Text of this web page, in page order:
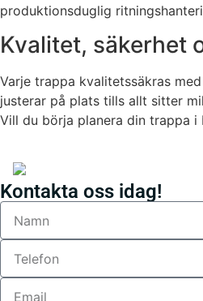
produktionsduglig
Kvalitet, säkerhet
Varje trappa kvalitetssäkras
justerar på plats tills allt sitter
Vill du börja planera din trappa
Kontakta oss idag!